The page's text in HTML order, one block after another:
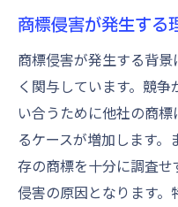
豊島区におけ
ケーススタデ
商標保護が企
実例で証明さ
商標保護強化
商標侵害がビジネ
商標侵害が発生する
商標侵害が発生する背
く関与しています。競
い合うために他社の商
るケースが増加します
存の商標を十分に調査
侵害の原因となります